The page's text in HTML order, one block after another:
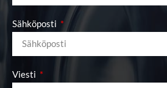
Sähköposti
Viesti